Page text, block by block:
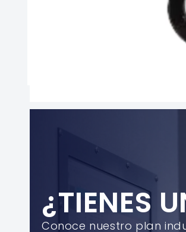
¿TIENES
Conoce nuestro plan